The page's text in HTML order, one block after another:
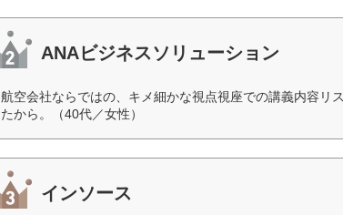
ANAビジネスソリューション
航空会社ならではの、キメ細かな視点視座での講義内容リ
たから。（40代／女性）
インソース